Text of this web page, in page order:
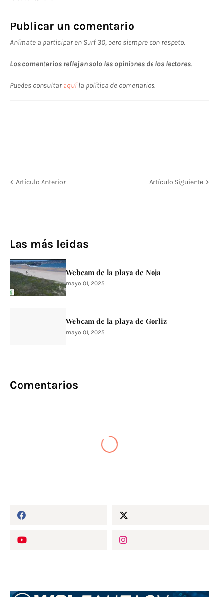
Publicar un comentario
Anímate a participar en Surf 30, pero siempre con respeto.
Los comentarios reflejan solo las opiniones de los lectores.
Puedes consultaraquíla política de comenarios.
Artículo Anterior Artículo Siguiente
Las más leidas
Webcam de la playa de Noja
mayo 01, 2025
Webcam de la playa de Gorliz
mayo 01, 2025
Comentarios